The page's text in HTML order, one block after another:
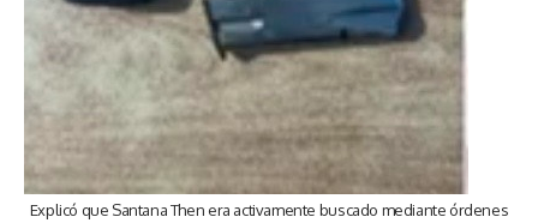
Explicó que Santana Then era activamente buscado mediante órdenes